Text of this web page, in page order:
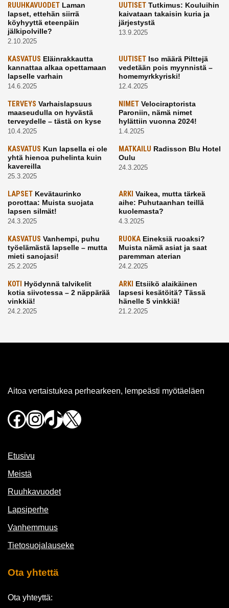
RUUHKAVUODET Laman
lapset, ettehän siirrä
köyhyyttä eteenpäin
jälkipolville?
2.10.2025
UUTISETTutkimus: Kouluihin
kaivataan takaisin kuria ja
järjestystä
13.9.2025
KASVATUS Eläinrakkautta
kannattaa alkaa opettamaan
lapselle varhain
14.6.2025
UUTISETIso määrä Pilttejä
vedetään pois myynnistä –
homemyrkkyriski!
12.4.2025
TERVEYS Varhaislapsuus
maaseudulla on hyvästä
terveydelle – tästä on kyse
10.4.2025
NIMETVelociraptorista
Paroniin, nämä nimet
hylättiin vuonna 2024!
1.4.2025
KASVATUS Kun lapsella ei ole
yhtä hienoa puhelinta kuin
kavereilla
25.3.2025
MATKAILU Radisson Blu Hotel
Oulu
24.3.2025
LAPSET Kevätaurinko
porottaa: Muista suojata
lapsen silmät!
24.3.2025
ARKI Vaikea, mutta tärkeä
aihe: Puhutaanhan teillä
kuolemasta?
4.3.2025
KASVATUS Vanhempi, puhu
työelämästä lapselle – mutta
mieti sanojasi!
25.2.2025
RUOKAEineksiä ruoaksi?
Muista nämä asiat ja saat
paremman aterian
24.2.2025
KOTI Hyödynnä talvikelit
kotia siivotessa – 2 näppärää
vinkkiä!
24.2.2025
ARKI Etsiikö alaikäinen
lapsesi kesätöitä? Tässä
hänelle 5 vinkkiä!
21.2.2025
Aitoa vertaistukea perhearkeen, lempeästi myötäeläen
Facebook
Instagram
TikTok
X
Etusivu
Meistä
Ruuhkavuodet
Lapsiperhe
Vanhemmuus
Tietosuojalauseke
Ota yhtettä
Ota yhteyttä: